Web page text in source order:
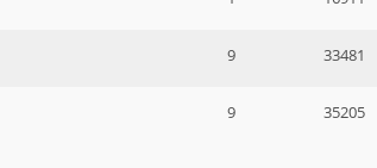
9 33481
9 35205